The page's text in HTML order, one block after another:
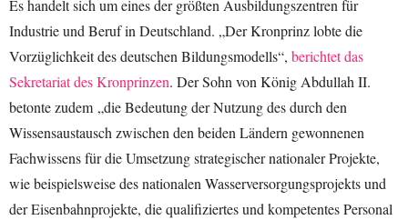
Es handelt sich um eines der größten Ausbildungszentren für
Industrie und Beruf in Deutschland. „Der Kronprinz lobte die
Vorzüglichkeit des deutschen Bildungsmodells“, berichtet das
Sekretariat des Kronprinzen. Der Sohn von König Abdullah II.
betonte zudem „die Bedeutung der Nutzung des durch den
Wissensaustausch zwischen den beiden Ländern gewonnenen
Fachwissens für die Umsetzung strategischer nationaler Projekte,
wie beispielsweise des nationalen Wasserversorgungsprojekts und
der Eisenbahnprojekte, die qualifiziertes und kompetentes Personal